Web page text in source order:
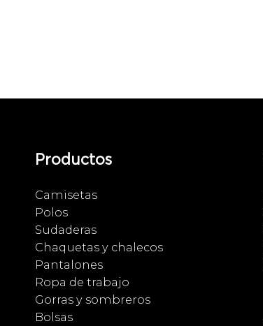
Productos
Camisetas
Polos
Sudaderas
Chaquetas y chalecos
Pantalones
Ropa de trabajo
Gorras y sombreros
Bolsas